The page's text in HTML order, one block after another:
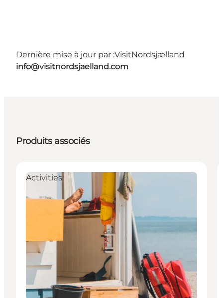
Dernière mise à jour par :VisitNordsjælland
info@visitnordsjaelland.com
Produits associés
Activities